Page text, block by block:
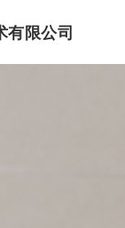
有限公司